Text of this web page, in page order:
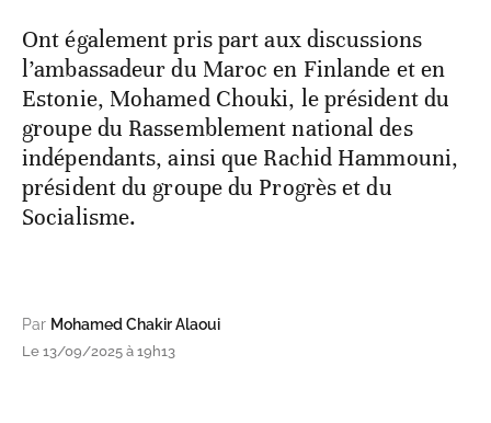
Ont également pris part aux discussions
l’ambassadeur du Maroc en Finlande et en
Estonie, Mohamed Chouki, le président du
groupe du Rassemblement national des
indépendants, ainsi que Rachid Hammouni,
président du groupe du Progrès et du
Socialisme.
Par Mohamed Chakir Alaoui
Le 13/09/2025 à 19h13